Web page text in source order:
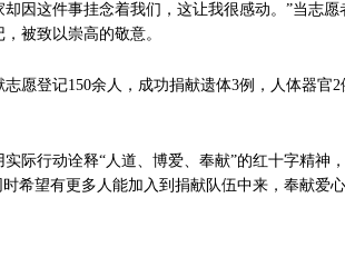
因这件事挂念着我们，这让我很感动。”当志
被致以崇高的敬意。
登记150余人，成功捐献遗体3例，人体器官2
行动诠释“人道、博爱、奉献”的红十字精神
希望有更多人能加入到捐献队伍中来，奉献爱